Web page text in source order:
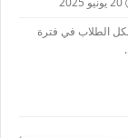
الطلاب في فترة